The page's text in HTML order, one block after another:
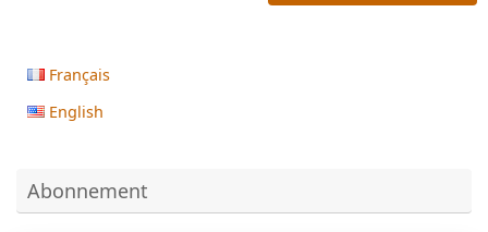
Français
English
Abonnement